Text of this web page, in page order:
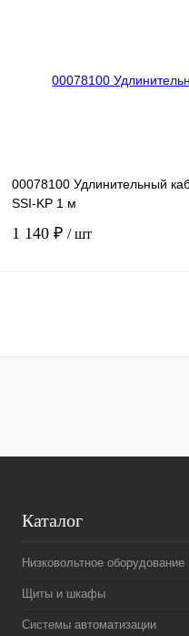
00078100 Удлинительный
SSI-KP 1 м
1 140 ₽ / шт
Купить в 1 клик
Каталог
Низковольтное оборудование
Щиты и шкафы
Системы автоматизации